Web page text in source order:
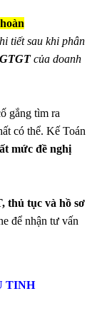
tiết sau khi phân
của doanh
gắng tìm ra
có thể. Kế Toán
mức đề nghị
thủ tục và hồ sơ
để nhận tư vấn
TINH